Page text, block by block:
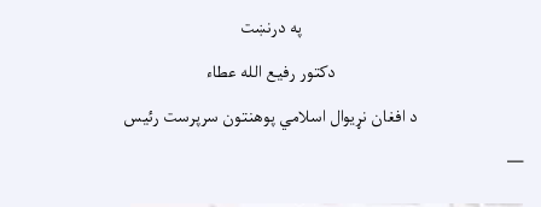
په درنښت
دکتور رفیع الله عطاء
د افغان نړیوال اسلامي پوهنتون سرپرست رئیس